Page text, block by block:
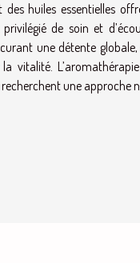
huiles essentielles
de soin et
une détente
vitalité.
une approche